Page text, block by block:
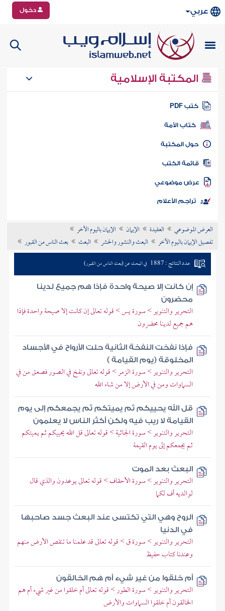
عربي دخول
المكتبة الإسلامية
كتب PDF
كتاب الأمة
المكتبة
الكتب
موضوعي
تراجم الأعلام
العرض الموضوعي العقيدة الإيمان
الإيمان باليوم الآخر
تفصيل الإيمان باليوم الآخر
البعث والنشور والحشر البعث بعث الناس من القبور
عدد النتائج : 1887 في البحث عن (بعث الناس من القبور)
إن كانت إلا صيحة واحدة فإذا هم جميع لدينا
محضرون
التحرير والتنوير > سورة يس > قوله تعالى إن كانت إلا صيحة واحدة فإذا
هم جميع لدينا محضرون
فإذا نفخت النفخة الثانية حلت الأرواح في الأجساد
المخلوقة (يوم القيامة )
التحرير والتنوير > سورة الزمر > قوله تعالى ونفخ في الصور فصعق من في
السماوات ومن في الأرض إلا من شاء الله
قل الله يحييكم ثم يميتكم ثم يجمعكم إلى يوم
القيامة لا ريب فيه ولكن أكثر الناس لا يعلمون
التحرير والتنوير > سورة الجاثية > قوله تعالى قل الله يحييكم ثم يميتكم
ثم يجمعكم إلى يوم القيمة
البعث بعد الموت
التحرير والتنوير > سورة الأحقاف > قوله تعالى يوعدون والذي قال
لوالديه أف لكما
الروح وهي التي تكتسى عند البعث جسد صاحبها
في الدنيا
التحرير والتنوير > سورة ق > قوله تعالى قد علمنا ما تنقص الأرض منهم
وعندنا كتاب حفيظ
أم خلقوا من غير شيء أم هم الخالقون
التحرير والتنوير > سورة الطور > قوله تعالى أم خلقوا من غير شيء أم هم
الخالقون أم خلقوا السماوات والأرض